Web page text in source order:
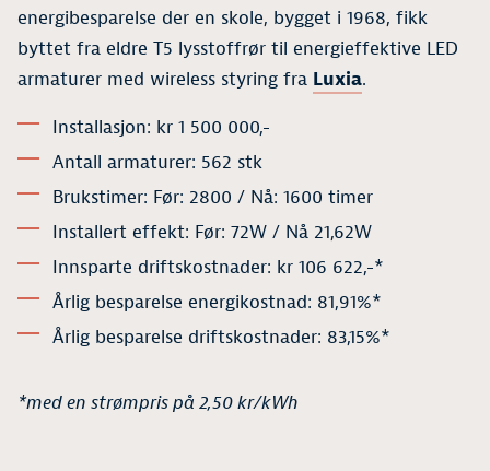
energibesparelse der en skole, bygget i 1968, fikk
byttet fra eldre T5 lysstoffrør til energieffektive LED
armaturer med wireless styring fra Luxia.
Installasjon: kr 1 500 000,-
Antall armaturer: 562 stk
Brukstimer: Før: 2800 / Nå: 1600 timer
Installert effekt: Før: 72W / Nå 21,62W
Innsparte driftskostnader: kr 106 622,-*
Årlig besparelse energikostnad: 81,91%*
Årlig besparelse driftskostnader: 83,15%*
*med en strømpris på 2,50 kr/kWh